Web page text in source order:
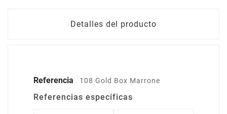
Detalles del producto
Referencia 108 Gold Box Marrone
Referencias específicas